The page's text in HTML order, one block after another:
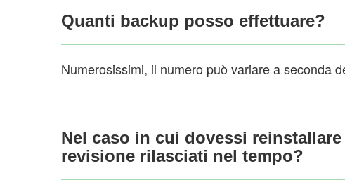
Quanti backup posso effettuare?
Numerosissimi, il numero può variare a seconda
Nel caso in cui dovessi
revisione rilasciati nel tempo?